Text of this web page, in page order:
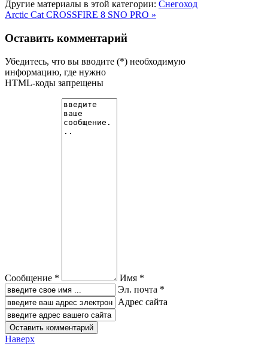
Другие материалы в этой категории: Снегоход
Arctic Cat СROSSFIRE 8 SNO PRO »
Оставить комментарий
Убедитесь, что вы вводите (*) необходимую
информацию, где нужно
HTML-коды запрещены
Сообщение *
Имя *
Эл. почта *
Адрес сайта
Наверх